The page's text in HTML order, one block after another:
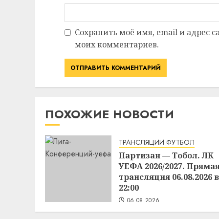
Сохранить моё имя, email и адрес
моих комментариев.
ПОХОЖИЕ НОВОСТИ
ТРАНСЛЯЦИИ ФУТБОЛ
Партизан — Тобол. ЛК
УЕФА 2026/2027.
трансляция 06.08.2026 в
22:00
06.08.2026